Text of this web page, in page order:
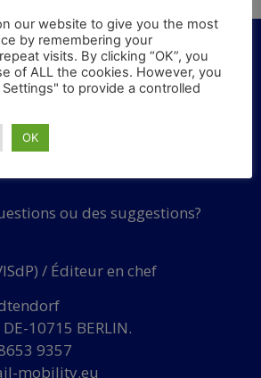
oder Vorschläge? Schreiben Sie
ou des suggestions?
/ Éditeur en chef
10715 BERLIN.
9357
mobility.eu
our website to give you the most
by remembering your
visits. By clicking “OK”, you
of ALL the cookies. However, you
to provide a controlled
OK